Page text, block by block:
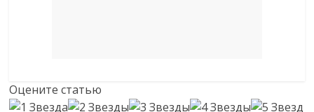
Оцените статью